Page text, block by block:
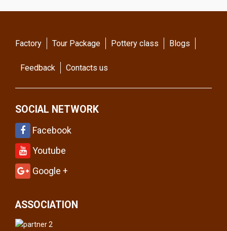
Factory Tour Package Pottery class Blogs
Feedback Contacts us
SOCIAL NETWORK
Facebook
Youtube
Google +
ASSOCIATION